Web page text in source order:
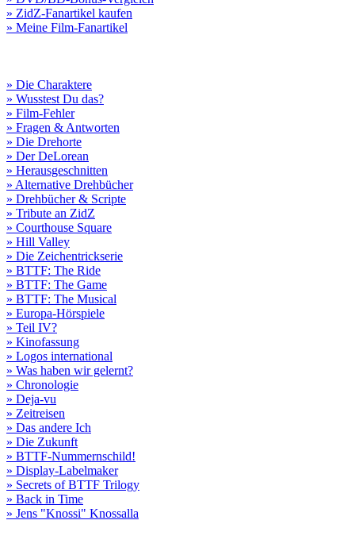
» ZidZ-Fanartikel kaufen
» Meine Film-Fanartikel
» Die Charaktere
» Wusstest Du das?
» Film-Fehler
» Fragen & Antworten
» Die Drehorte
» Der DeLorean
» Herausgeschnitten
» Alternative Drehbücher
» Drehbücher & Scripte
» Tribute an ZidZ
» Courthouse Square
» Hill Valley
» Die Zeichentrickserie
» BTTF: The Ride
» BTTF: The Game
» BTTF: The Musical
» Europa-Hörspiele
» Teil IV?
» Kinofassung
» Logos international
» Was haben wir gelernt?
» Chronologie
» Deja-vu
» Zeitreisen
» Das andere Ich
» Die Zukunft
» BTTF-Nummernschild!
» Display-Labelmaker
» Secrets of BTTF Trilogy
» Back in Time
» Jens "Knossi" Knossalla